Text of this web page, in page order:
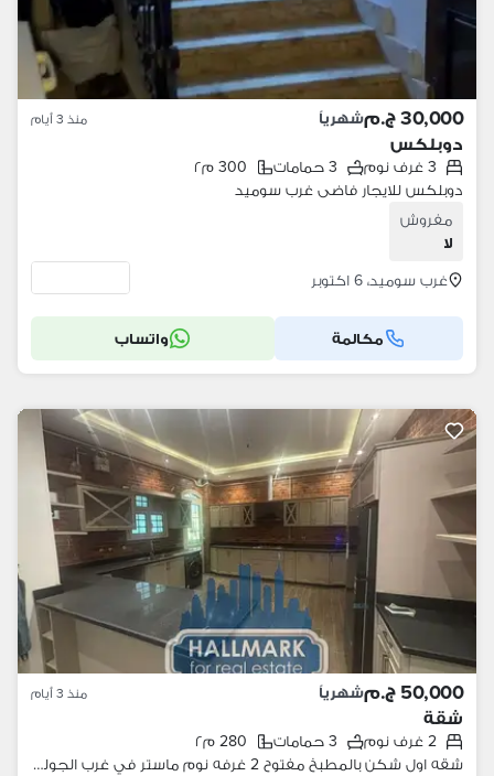
30,000 ج.م شهرياً منذ 3 أيام
دوبلكس
3 غرف نوم 3 حمامات
300 م٢
دوبلكس للايجار فاضى غرب سوميد
مفروش
لا
غرب سوميد، 6 اكتوبر
مكالمة واتساب
50,000 ج.م شهرياً منذ 3 أيام
شقة
2 غرف نوم 3 حمامات
280 م٢
شقه اول شكن بالمطبخ مفتوح 2 غرفه نوم ماستر في غرب الجولف